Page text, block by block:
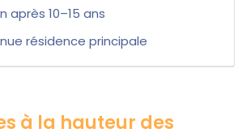
après 10–15 ans
résidence principale
à la hauteur des